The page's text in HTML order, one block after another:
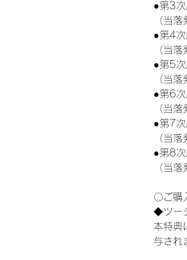
●第3
（当
●第4
（当
●第5
（当
●第6
（当
●第7
（当
●第8
（当
〇ご購
◆ツー
本特典
与され